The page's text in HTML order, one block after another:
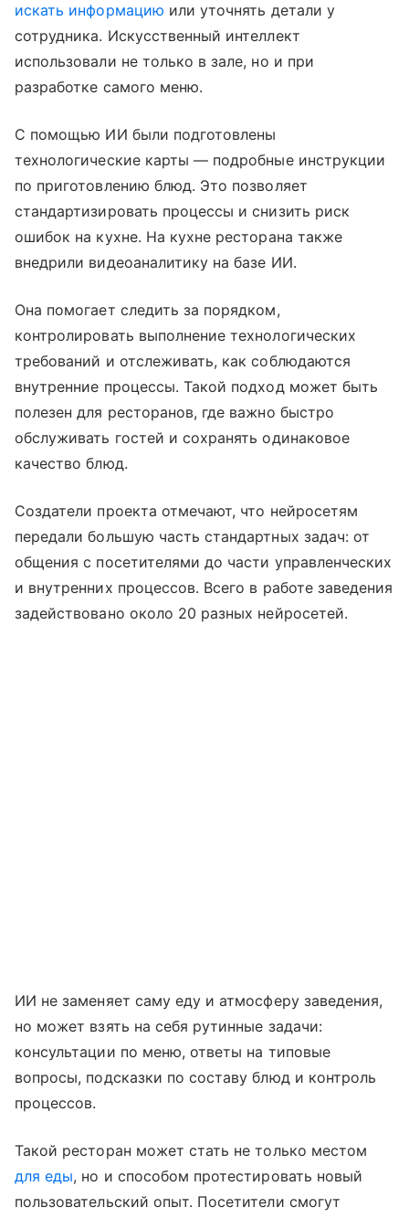
искать информацию или уточнять детали у
сотрудника. Искусственный интеллект
использовали не только в зале, но и при
разработке самого меню.
С помощью ИИ были подготовлены
технологические карты — подробные инструкции
по приготовлению блюд. Это позволяет
стандартизировать процессы и снизить риск
ошибок на кухне. На кухне ресторана также
внедрили видеоаналитику на базе ИИ.
Она помогает следить за порядком,
контролировать выполнение технологических
требований и отслеживать, как соблюдаются
внутренние процессы. Такой подход может быть
полезен для ресторанов, где важно быстро
обслуживать гостей и сохранять одинаковое
качество блюд.
Создатели проекта отмечают, что нейросетям
передали большую часть стандартных задач: от
общения с посетителями до части управленческих
и внутренних процессов. Всего в работе заведения
задействовано около 20 разных нейросетей.
ИИ не заменяет саму еду и атмосферу заведения,
но может взять на себя рутинные задачи:
консультации по меню, ответы на типовые
вопросы, подсказки по составу блюд и контроль
процессов.
Такой ресторан может стать не только местом
для еды, но и способом протестировать новый
пользовательский опыт. Посетители смогут